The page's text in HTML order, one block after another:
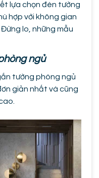
lựa chọn đèn tường
hợp với không gian
lo, những mẫu
ngủ
tường phòng ngủ
giản nhất và cũng